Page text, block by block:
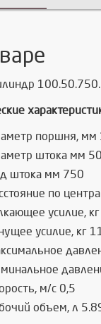
поршня, мм
штока мм 50
штока мм 750
по
усилие,
усилие, кг
м/с 0,5
объем, л